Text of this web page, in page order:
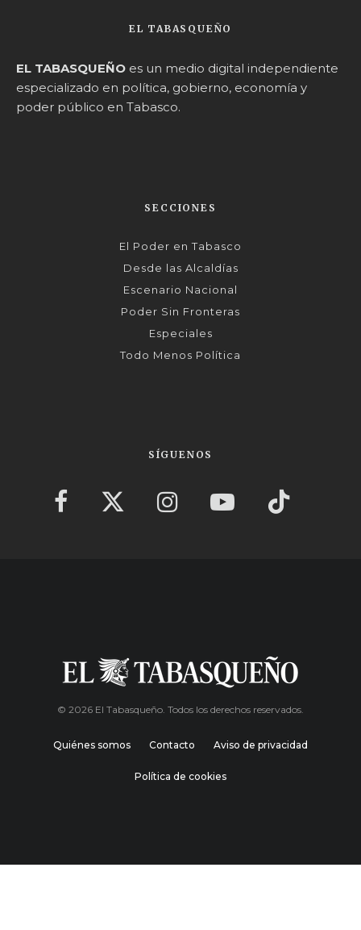
EL TABASQUEÑO
EL TABASQUEÑO es un medio digital independiente
especializado en política, gobierno, economía y
poder público en Tabasco.
SECCIONES
El Poder en Tabasco
Desde las Alcaldías
Escenario Nacional
Poder Sin Fronteras
Especiales
Todo Menos Política
SÍGUENOS
© 2026 El Tabasqueño. Todos los derechos reservados.
Quiénes somos Contacto Aviso de privacidad
Política de cookies